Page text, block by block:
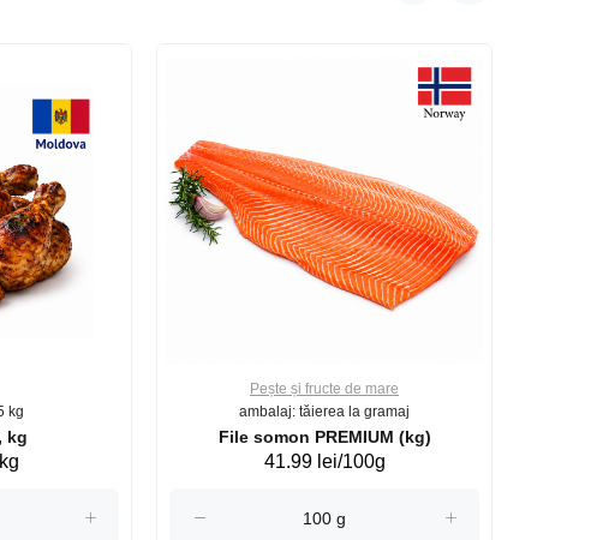
kg
kg
Pește și fructe de mare
ambalaj: tăierea la gramaj
File somon PREMIUM (kg)
41.99 lei/100g